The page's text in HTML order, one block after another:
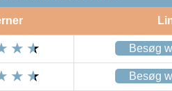
Besøg
Besøg